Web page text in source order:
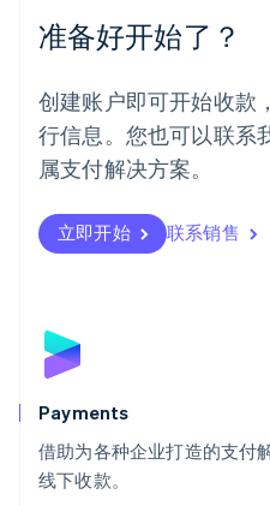
准备好开始了？
创建账户即可开始收款
行信息。您也可以联系
属支付解决方案。
立即开始 联系销售
Payments
借助为各种企业打造的支付
线下收款。
挪威
葡萄牙
Português English
日本
日本語English
瑞典
瑞士
DeutschFrançais
English
斯洛文尼亚
泰国
ไทยEnglish
希腊
English